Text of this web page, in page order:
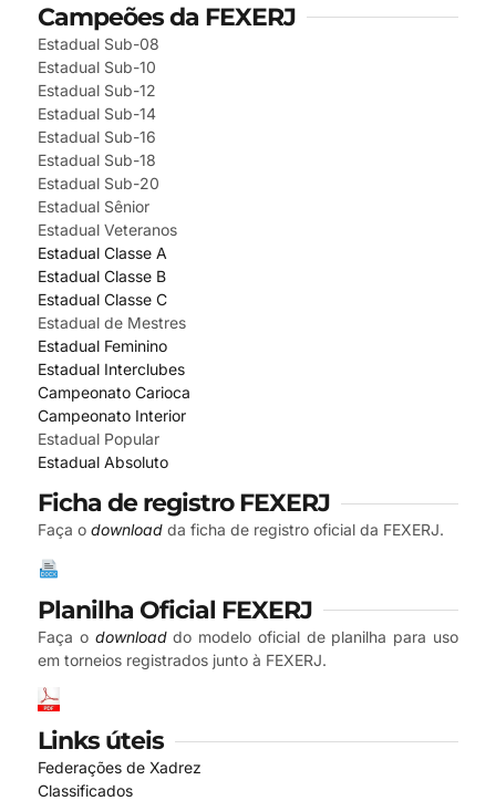
Campeões da FEXERJ
Estadual Sub-08
Estadual Sub-10
Estadual Sub-12
Estadual Sub-14
Estadual Sub-16
Estadual Sub-18
Estadual Sub-20
Estadual Sênior
Estadual Veteranos
Estadual Classe A
Estadual Classe B
Estadual Classe C
Estadual de Mestres
Estadual Feminino
Estadual Interclubes
Campeonato Carioca
Campeonato Interior
Estadual Popular
Estadual Absoluto
Ficha de registro FEXERJ
Faça o download da ficha de registro oficial da FEXERJ.
Planilha Oficial FEXERJ
Faça o downloaddo modelo oficial de planilha para uso
em torneios registrados junto à FEXERJ.
Links úteis
Federações de Xadrez
Classificados